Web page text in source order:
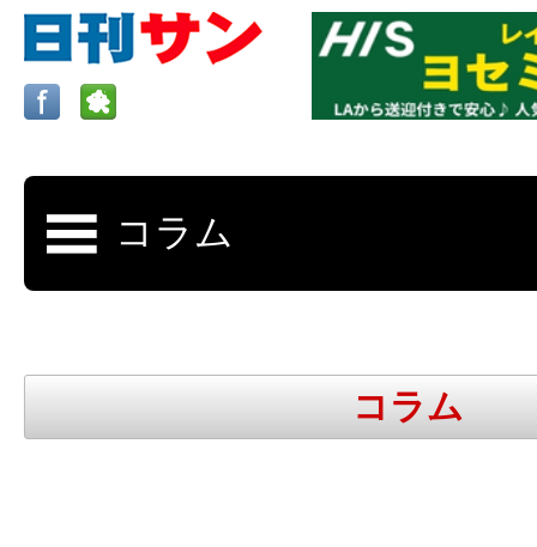
ロサンゼルスの求人、クラシファイド、地元情報など
日刊サンはロサンゼルスの日本語新
更新、求人、クラシファイドは毎週木
コラム